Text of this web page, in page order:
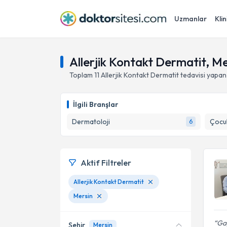
Uzmanlar
Allerjik Kontakt Dermatit,
Toplam 11 Allerjik Kontakt Dermatittedavisi
İlgili Branşlar
Dermatoloji
6
Aktif Filtreler
Allerjik Kontakt Dermatit
Mersin
Şehir Mersin